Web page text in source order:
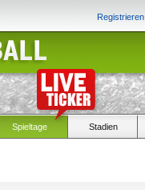
Registrieren
Spieltage Stadien